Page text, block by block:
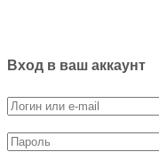
Вход в ваш аккаунт